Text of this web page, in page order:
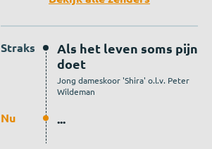
Straks
Als het leven soms pijn
doet
Jong dameskoor 'Shira' o.l.v. Peter
Wildeman
Nu ...